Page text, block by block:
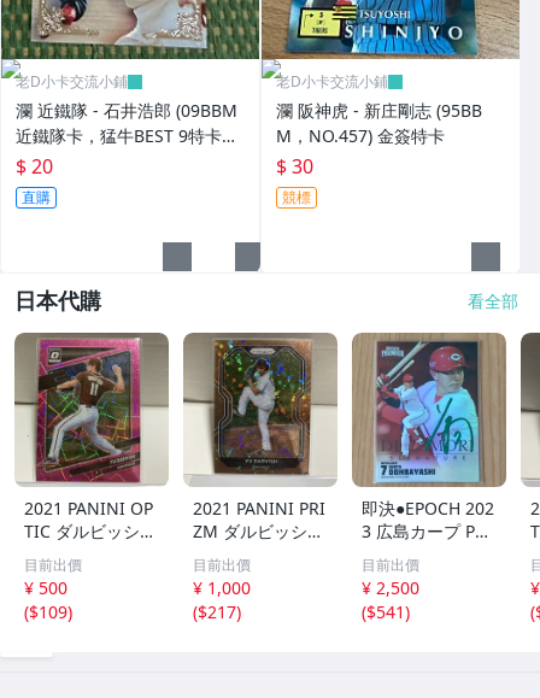
老D小卡交流小鋪
瀾 近鐵隊 - 石井浩郎 (09BBM
近鐵隊卡，猛牛BEST 9特卡，
NO.B3) 狼主
$ 20
直購
老D小卡交流小鋪
瀾 阪神虎 - 新庄剛志 (95BB
M，NO.457) 金簽特卡
$ 30
競標
日本代購 看全部
2021 PANINI OP
TIC ダルビッシュ
有 249枚限定
シリアルカード
パドレス
目前出價
¥ 500
($109)
2021 PANINI PRI
ZM ダルビッシュ
有 40枚限定
シリアルカード
パドレス
目前出價
¥ 1,000
($217)
即決●EPOCH 202
3 広島カープ PRE
MIER EDITION
堂林翔太 /5枚限
定 デコモリ緑箔
サインカード #D
目前出價
¥ 2,500
($541)
(